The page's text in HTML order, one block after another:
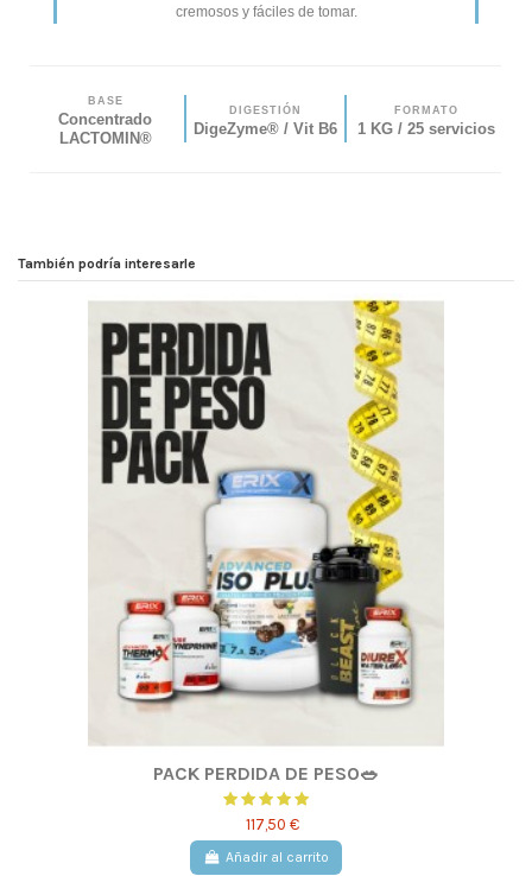
cremosos y fáciles de tomar.
BASE
Concentrado
LACTOMIN®
DIGESTIÓN
DigeZyme® / Vit B6
FORMATO
1 KG / 25 servicios
También podría interesarle
PACK PERDIDA DE PESO🥗​
117,50 €
Añadir al carrito